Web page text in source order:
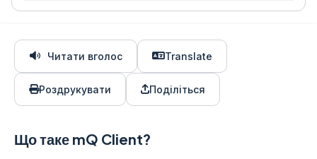
Читати вголос Translate
Роздрукувати Поділіться
Що таке mQ Client?